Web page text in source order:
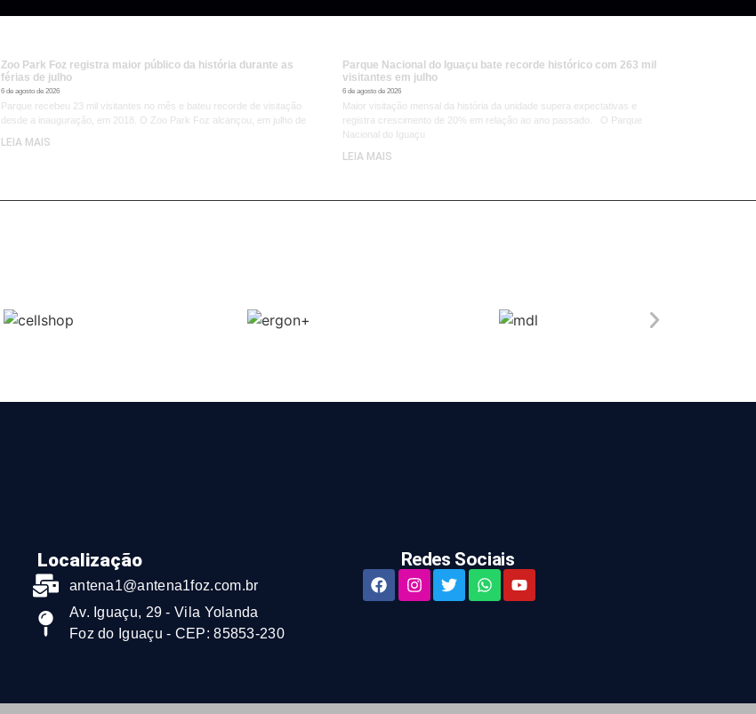
Zoo Park Foz registra maior público da história durante as
férias de julho
6 de agosto de 2026
Parque recebeu 23 mil visitantes no mês e bateu recorde de visitação
desde a inauguração, em 2018. O Zoo Park Foz alcançou, em julho de
LEIA MAIS
Parque Nacional do Iguaçu bate recorde histórico com 263 mil
visitantes em julho
6 de agosto de 2026
Maior visitação mensal da história da unidade supera expectativas e
registra crescimento de 20% em relação ao ano passado. O Parque
Nacional do Iguaçu
LEIA MAIS
Localização
antena1@antena1foz.com.br
Av. Iguaçu, 29 - Vila Yolanda
Foz do Iguaçu - CEP: 85853-230
Redes Sociais